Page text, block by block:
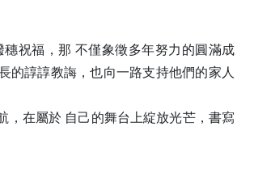
祝福，那 不僅象徵多年努力的圓滿成
的諄諄教誨，也向一路支持他們的家人
，在屬於 自己的舞台上綻放光芒，書寫